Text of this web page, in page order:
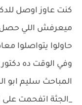
كنت عاوز اوصل
ميعرفش اللي حصل
حاولوا يتواصلوا
وفي الوقت ده
المباحث سليم ابو
_الجثة اتفحمت